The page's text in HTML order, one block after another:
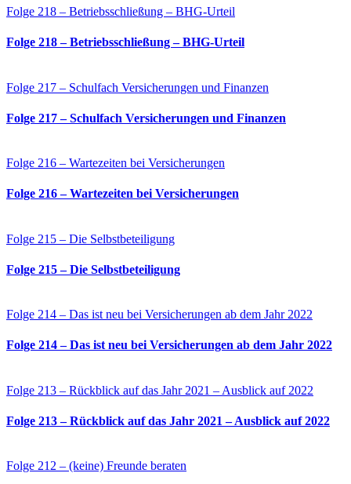
Folge 218 – Betriebsschließung – BHG-Urteil
Folge 218 – Betriebsschließung – BHG-Urteil
Folge 217 – Schulfach Versicherungen und Finanzen
Folge 217 – Schulfach Versicherungen und Finanzen
Folge 216 – Wartezeiten bei Versicherungen
Folge 216 – Wartezeiten bei Versicherungen
Folge 215 – Die Selbstbeteiligung
Folge 215 – Die Selbstbeteiligung
Folge 214 – Das ist neu bei Versicherungen ab dem Jahr 2022
Folge 214 – Das ist neu bei Versicherungen ab dem Jahr 2022
Folge 213 – Rückblick auf das Jahr 2021 – Ausblick auf 2022
Folge 213 – Rückblick auf das Jahr 2021 – Ausblick auf 2022
Folge 212 – (keine) Freunde beraten